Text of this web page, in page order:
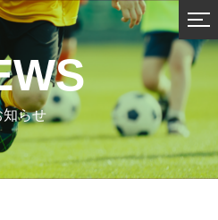
知らせ